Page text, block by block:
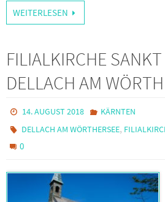
WEITERLESEN
FILIALKIRCHE
DELLACH AM
14. AUGUST 2018
KÄRNTEN
DELLACH AM WÖRTHERSEE,
0